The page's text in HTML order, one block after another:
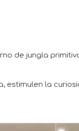
de jungla
estimulen la